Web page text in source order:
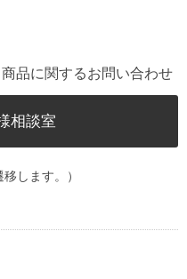
品に関するお問い合わせ
相談室
します。）